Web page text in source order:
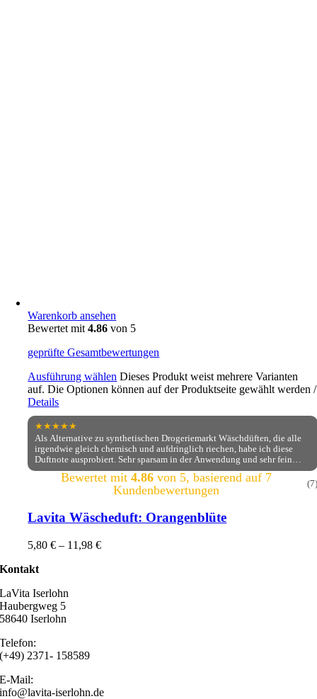
Warenkorb ansehen
Bewertet mit4.86 von 5
geprüfte Gesamtbewertungen
Ausführung wählen Dieses Produkt weist mehrere Varianten
auf. Die Optionen können auf der Produktseite gewählt werden/
Details
★★★★★
Als Alternative zu synthetischen Drogeriemarkt Wäschdüften, die alle
irgendwie gleich chemisch und aufdringlich riechen, habe ich diese
Duftnote ausprobiert. Sehr sparsam in der Anwendung und sehr fein
blumig im Duft. Ich freue mich sehr darüber. Die Bestellabwickling lief
reibungslos.Bewertet mit 4.86von 5, basierend auf 7
Kundenbewertungen
(7)
Lavita Wäscheduft: Orangenblüte
5,80€ – 11,98€
Kontakt
LaVita Iserlohn
Haubergweg 5
58640 Iserlohn
Telefon:
(+49) 2371- 158589
E-Mail:
info@lavita-iserlohn.de